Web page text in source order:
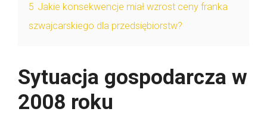
5 Jakie konsekwencje miał wzrost ceny franka
szwajcarskiego dla przedsiębiorstw?
Sytuacja gospodarcza w
2008 roku